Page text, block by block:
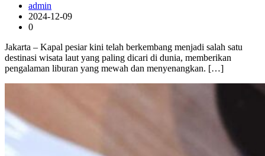
admin
2024-12-09
0
Jakarta – Kapal pesiar kini telah berkembang menjadi salah satu
destinasi wisata laut yang paling dicari di dunia, memberikan
pengalaman liburan yang mewah dan menyenangkan. […]